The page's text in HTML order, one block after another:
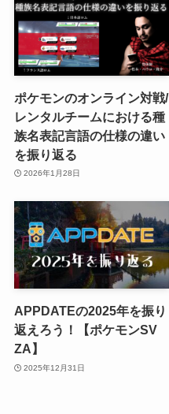
ポケモンのオンライン対戦/
レンタルチームにおける種
族名表記言語の仕様の違い
を振り返る
2026年1月28日
APPDATEの2025年を振り
返えろう！【ポケモンSV
ZA】
2025年12月31日